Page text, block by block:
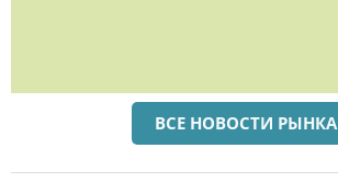
ВСЕ НОВОСТИ РЫНКА